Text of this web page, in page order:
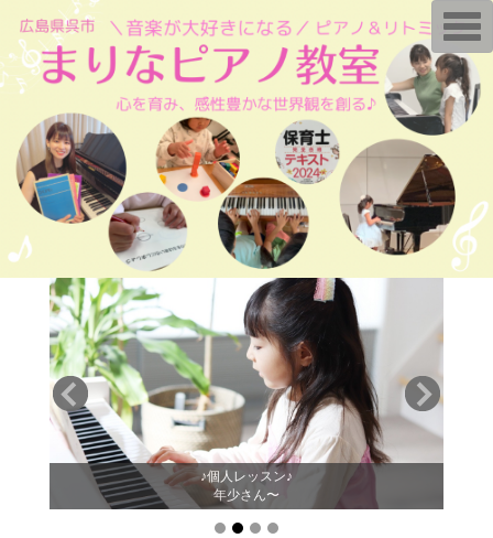
♪個人レッスン♪
年少さん〜
T
o
g
g
l
e
n
i
o
n